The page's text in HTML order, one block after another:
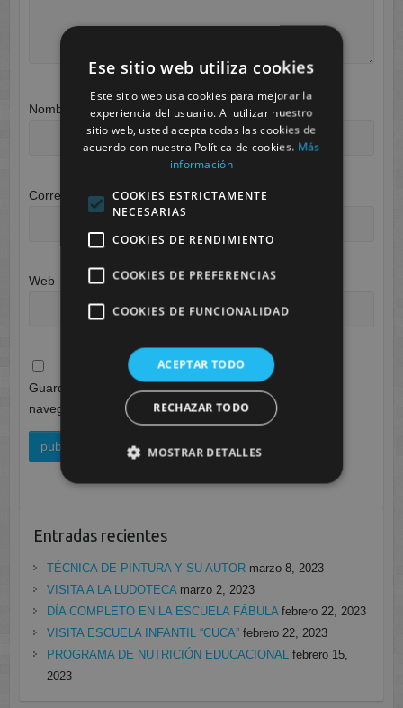
Nombre
Correo electrónico*
Web
Guarda mi nombre, correo electrónico y web en este
navegador para la próxima vez que comente.
Entradas recientes
TÉCNICA DE PINTURA Y SU AUTOR marzo 8, 2023
VISITA A LA LUDOTECA marzo 2, 2023
DÍA COMPLETO EN LA ESCUELA FÁBULA febrero 22, 2023
VISITA ESCUELA INFANTIL “CUCA” febrero 22, 2023
PROGRAMA DE NUTRICIÓN EDUCACIONAL febrero 15,
2023
Ese sitio web utiliza cookies
Este sitio web usa cookies para mejorar la
experiencia del usuario. Al utilizar nuestro
sitio web, usted acepta todas las cookies de
acuerdo con nuestra Política de cookies. Más
información
COOKIES ESTRICTAMENTE
NECESARIAS
COOKIES DE RENDIMIENTO
COOKIES DE PREFERENCIAS
COOKIES DE FUNCIONALIDAD
ACEPTAR TODO
RECHAZAR TODO
MOSTRAR DETALLES